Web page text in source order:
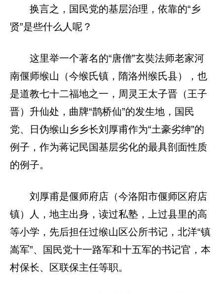
换言之，国民党的基层治理，依靠的“乡
贤”是些什么人呢？
这里举一个著名的“唐僧”玄奘法师老家河
南偃师缑山（今缑氏镇，隋洛州缑氏县），也
是道教七十二福地之一，周灵王太子晋（王子
晋）升仙处，曲牌“鹊桥仙”的发生地，国民
党、日伪缑山乡乡长刘厚甫作为“土豪劣绅”的
例子，作为蒋记民国基层劣化的最具剖面性质
的例子。
刘厚甫是偃师府店（今洛阳市偃师区府店
镇）人，地主出身，读过私塾，上过县里的高
等小学，先后担任过缑山区公所书记，北洋“镇
嵩军”、国民党十一路军和十五军的书记官，本
村保长、区联保主任等职。